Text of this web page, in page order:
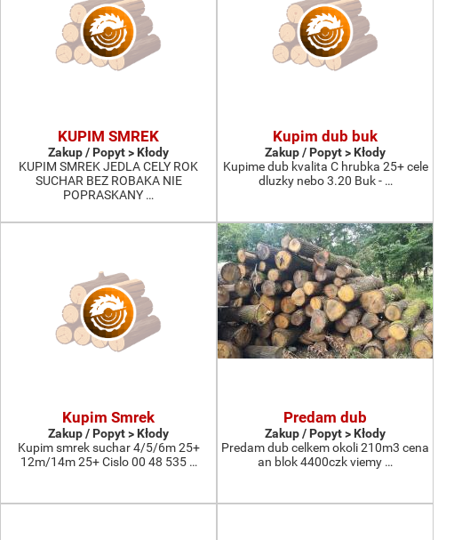
KUPIM SMREK
Zakup / Popyt > Kłody
KUPIM SMREK JEDLA CELY ROK
SUCHAR BEZ ROBAKA NIE
POPRASKANY …
Kupim dub buk
Zakup / Popyt > Kłody
Kupime dub kvalita C hrubka 25+ cele
dluzky nebo 3.20 Buk - …
Kupim Smrek
Zakup / Popyt > Kłody
Kupim smrek suchar 4/5/6m 25+
12m/14m 25+ Cislo 00 48 535 …
Predam dub
Zakup / Popyt > Kłody
Predam dub celkem okoli 210m3 cena
an blok 4400czk viemy …